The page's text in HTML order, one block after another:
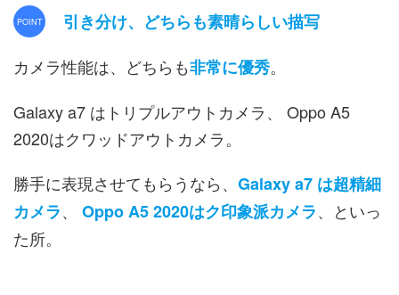
引き分け、どちらも素晴らしい描写
カメラ性能は、どちらも非常に優秀。
Galaxy a7 はトリプルアウトカメラ、 Oppo A5
2020はクワッドアウトカメラ。
勝手に表現させてもらうなら、 Galaxy a7 は超精細
カメラ、 Oppo A5 2020はク印象派カメラ、といっ
た所。